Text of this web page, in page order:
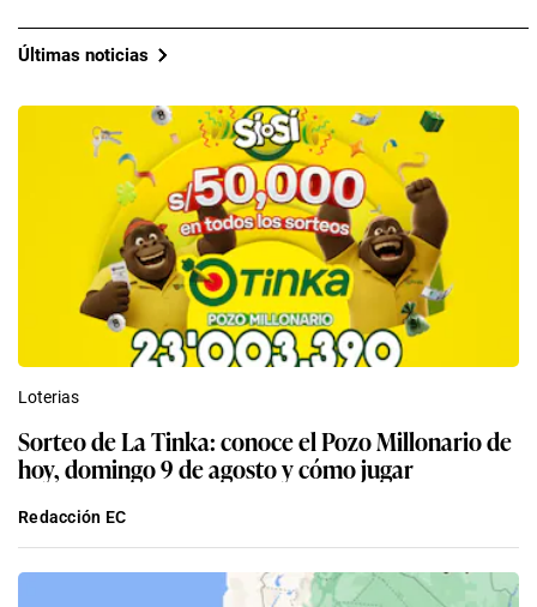
Últimas noticias
Loterias
Sorteo de La Tinka: conoce el Pozo Millonario de
hoy, domingo 9 de agosto y cómo jugar
Redacción EC